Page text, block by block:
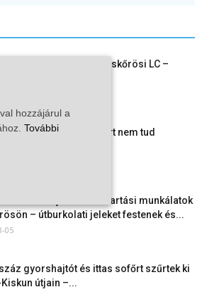
a felkészülést a Kiskőrösi LC –
Európa felett? Ezért nem tud
a nyári karbantartási munkálatok
– útburkolati jeleket festenek és...
05
gyorshajtót és ittas sofőrt szűrtek ki
útjain –...
hozzájárul a
További